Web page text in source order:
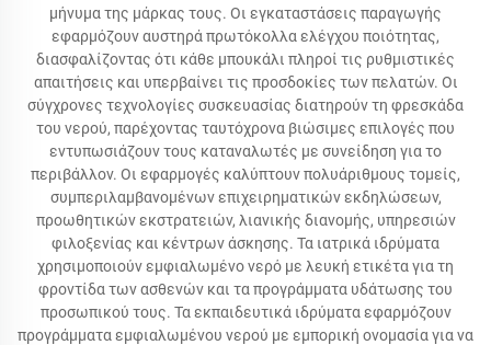
μήνυμα της μάρκας τους. Οι εγκαταστάσεις παραγωγής
εφαρμόζουν αυστηρά πρωτόκολλα ελέγχου ποιότητας,
διασφαλίζοντας ότι κάθε μπουκάλι πληροί τις ρυθμιστικές
απαιτήσεις και υπερβαίνει τις προσδοκίες των πελατών. Οι
σύγχρονες τεχνολογίες συσκευασίας διατηρούν τη φρεσκάδα
του νερού, παρέχοντας ταυτόχρονα βιώσιμες επιλογές που
εντυπωσιάζουν τους καταναλωτές με συνείδηση για το
περιβάλλον. Οι εφαρμογές καλύπτουν πολυάριθμους τομείς,
συμπεριλαμβανομένων επιχειρηματικών εκδηλώσεων,
προωθητικών εκστρατειών, λιανικής διανομής, υπηρεσιών
φιλοξενίας και κέντρων άσκησης. Τα ιατρικά ιδρύματα
χρησιμοποιούν εμφιαλωμένο νερό με λευκή ετικέτα για τη
φροντίδα των ασθενών και τα προγράμματα υδάτωσης του
προσωπικού τους. Τα εκπαιδευτικά ιδρύματα εφαρμόζουν
προγράμματα εμφιαλωμένου νερού με εμπορική ονομασία για να